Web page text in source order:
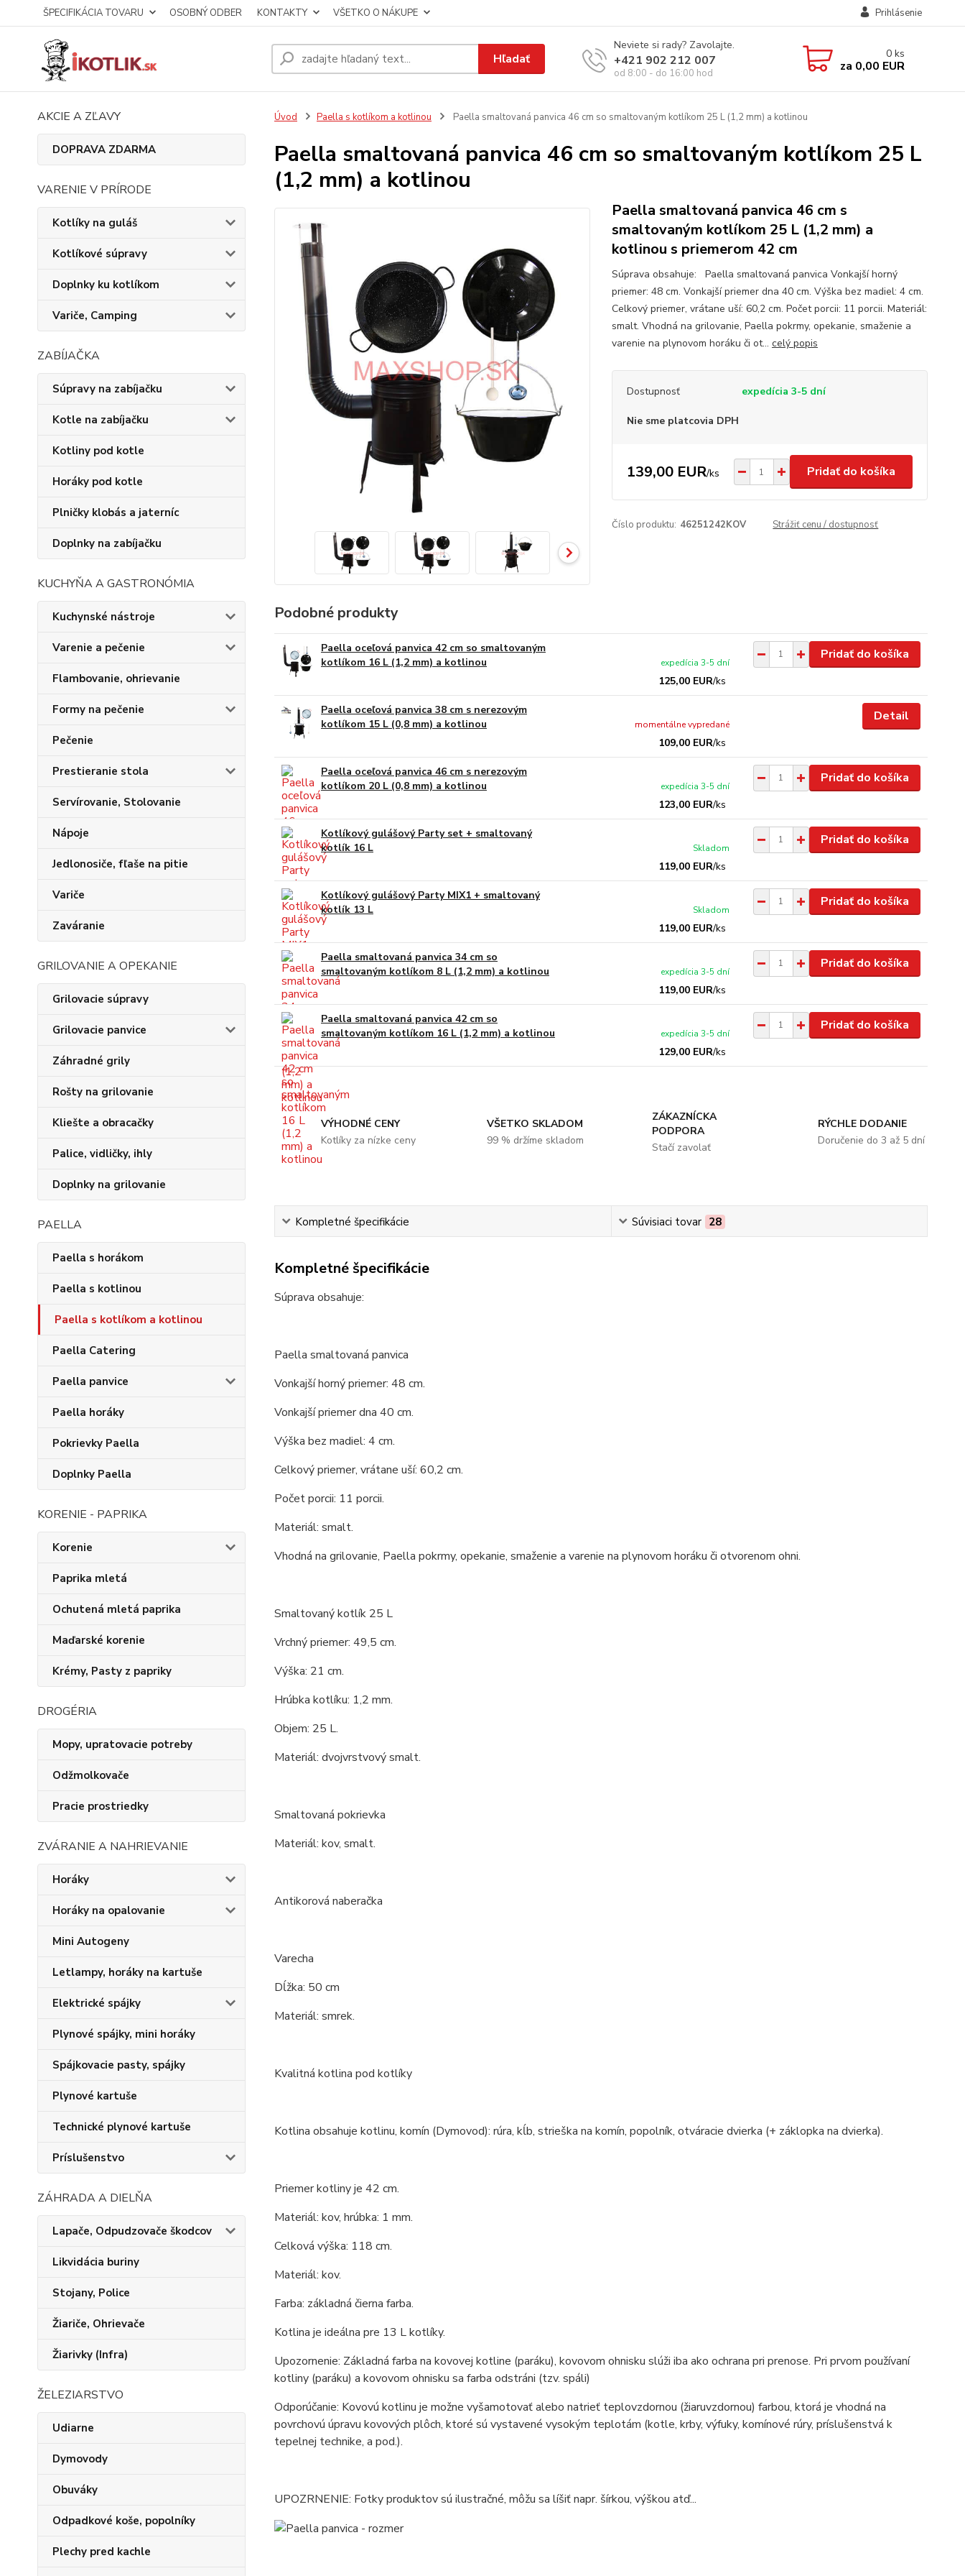
ŠPECIFIKÁCIA TOVARU OSOBNÝ ODBER KONTAKTY VŠETKO O NÁKUPE Prihlásenie
Hľadať
Neviete si rady? Zavolajte.
+421 902 212 007
od 8:00 - do 16:00 hod
0 ks
za 0,00 EUR
AKCIE A ZĽAVY
DOPRAVA ZDARMA
VARENIE V PRÍRODE
Kotlíky na guláš
Kotlíkové súpravy
Doplnky ku kotlíkom
Variče, Camping
ZABÍJAČKA
Súpravy na zabíjačku
Kotle na zabíjačku
Kotliny pod kotle
Horáky pod kotle
Plničky klobás a jaterníc
Doplnky na zabíjačku
KUCHYŇA A GASTRONÓMIA
Kuchynské nástroje
Varenie a pečenie
Flambovanie, ohrievanie
Formy na pečenie
Pečenie
Prestieranie stola
Servírovanie, Stolovanie
Nápoje
Jedlonosiče, fľaše na pitie
Variče
Zaváranie
GRILOVANIE A OPEKANIE
Grilovacie súpravy
Grilovacie panvice
Záhradné grily
Rošty na grilovanie
Kliešte a obracačky
Palice, vidličky, ihly
Doplnky na grilovanie
PAELLA
Paella s horákom
Paella s kotlinou
Paella s kotlíkom a kotlinou
Paella Catering
Paella panvice
Paella horáky
Pokrievky Paella
Doplnky Paella
KORENIE - PAPRIKA
Korenie
Paprika mletá
Ochutená mletá paprika
Maďarské korenie
Krémy, Pasty z papriky
DROGÉRIA
Mopy, upratovacie potreby
Odžmolkovače
Pracie prostriedky
ZVÁRANIE A NAHRIEVANIE
Horáky
Horáky na opalovanie
Mini Autogeny
Letlampy, horáky na kartuše
Elektrické spájky
Plynové spájky, mini horáky
Spájkovacie pasty, spájky
Plynové kartuše
Technické plynové kartuše
Príslušenstvo
ZÁHRADA A DIELŇA
Lapače, Odpudzovače škodcov
Likvidácia buriny
Stojany, Police
Žiariče, Ohrievače
Žiarivky (Infra)
ŽELEZIARSTVO
Udiarne
Dymovody
Obuváky
Odpadkové koše, popolníky
Plechy pred kachle
Úvod Paella s kotlíkom a kotlinou Paella smaltovaná panvica 46 cm so smaltovaným kotlíkom 25 L (1,2 mm) a kotlinou
Paella smaltovaná panvica 46 cm so smaltovaným kotlíkom 25 L
(1,2 mm) a kotlinou
Paella smaltovaná panvica 46 cm s
smaltovaným kotlíkom 25 L (1,2 mm) a
kotlinou s priemerom 42 cm
Súprava obsahuje: Paella smaltovaná panvica Vonkajší horný
priemer: 48 cm. Vonkajší priemer dna 40 cm. Výška bez madiel: 4 cm.
Celkový priemer, vrátane uší: 60,2 cm. Počet porcii: 11 porcii. Materiál:
smalt. Vhodná na grilovanie, Paella pokrmy, opekanie, smaženie a
varenie na plynovom horáku či ot... celý popis
Dostupnosť expedícia 3-5 dní
Nie sme platcovia DPH
139,00 EUR/ks Pridať do košíka
Číslo produktu: 46251242KOV Strážiť cenu / dostupnosť
Podobné produkty
Paella oceľová panvica 42 cm so smaltovaným
kotlíkom 16 L (1,2 mm) a kotlinou
125,00 EUR/ks
expedícia 3-5 dní
Pridať do košíka
Paella oceľová panvica 38 cm s nerezovým
kotlíkom 15 L (0,8 mm) a kotlinou
109,00 EUR/ks
momentálne vypredané
Detail
Paella oceľová panvica 46 cm s nerezovým
kotlíkom 20 L (0,8 mm) a kotlinou
123,00 EUR/ks
expedícia 3-5 dní
Pridať do košíka
Kotlíkový gulášový Party set + smaltovaný
kotlík 16 L
119,00 EUR/ks
Skladom
Pridať do košíka
Kotlíkový gulášový Party MIX1 + smaltovaný
kotlík 13 L
119,00 EUR/ks
Skladom
Pridať do košíka
Paella smaltovaná panvica 34 cm so
smaltovaným kotlíkom 8 L (1,2 mm) a kotlinou
119,00 EUR/ks
expedícia 3-5 dní
Pridať do košíka
Paella smaltovaná panvica 42 cm so
smaltovaným kotlíkom 16 L (1,2 mm) a kotlinou
129,00 EUR/ks
expedícia 3-5 dní
Pridať do košíka
VÝHODNÉ CENY
Kotlíky za nízke ceny
VŠETKO SKLADOM
99 % držíme skladom
ZÁKAZNÍCKA
PODPORA
Stačí zavolať
RÝCHLE DODANIE
Doručenie do 3 až 5 dní
Kompletné špecifikácie Súvisiaci tovar 28
Kompletné špecifikácie
Súprava obsahuje:
Paella smaltovaná panvica
Vonkajší horný priemer: 48 cm.
Vonkajší priemer dna 40 cm.
Výška bez madiel: 4 cm.
Celkový priemer, vrátane uší: 60,2 cm.
Počet porcii: 11 porcii.
Materiál: smalt.
Vhodná na grilovanie, Paella pokrmy, opekanie, smaženie a varenie na plynovom horáku či otvorenom ohni.
Smaltovaný kotlík 25 L
Vrchný priemer: 49,5 cm.
Výška: 21 cm.
Hrúbka kotlíku: 1,2 mm.
Objem: 25 L.
Materiál: dvojvrstvový smalt.
Smaltovaná pokrievka
Materiál: kov, smalt.
Antikorová naberačka
Varecha
Dĺžka: 50 cm
Materiál: smrek.
Kvalitná kotlina pod kotlíky
Kotlina obsahuje kotlinu, komín (Dymovod): rúra, kĺb, strieška na komín, popolník, otváracie dvierka (+ záklopka na dvierka).
Priemer kotliny je 42 cm.
Materiál: kov, hrúbka: 1 mm.
Celková výška: 118 cm.
Materiál: kov.
Farba: základná čierna farba.
Kotlina je ideálna pre 13 L kotlíky.
Upozornenie: Základná farba na kovovej kotline (paráku), kovovom ohnisku slúži iba ako ochrana pri prenose. Pri prvom používaní
kotliny (paráku) a kovovom ohnisku sa farba odstráni (tzv. spáli)
Odporúčanie: Kovovú kotlinu je možne vyšamotovať alebo natrieť teplovzdornou (žiaruvzdornou) farbou, ktorá je vhodná na
povrchovú úpravu kovových plôch, ktoré sú vystavené vysokým teplotám (kotle, krby, výfuky, komínové rúry, príslušenstvá k
tepelnej technike, a pod.).
UPOZRNENIE: Fotky produktov sú ilustračné, môžu sa líšiť napr. šírkou, výškou atď...